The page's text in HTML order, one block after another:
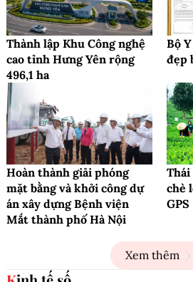
Thành lập Khu Công nghệ
cao tỉnh Hưng Yên rộng
496,1 ha
Bộ
đẹp
Hoàn thành giải phóng
mặt bằng và khởi công dự
án xây dựng Bệnh viện
Mắt thành phố Hà Nội
Thái
chè
GPS
Xem thêm